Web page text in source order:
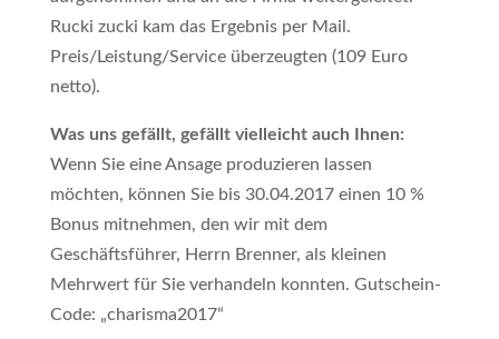
Rucki zucki kam das Ergebnis per Mail.
Preis/Leistung/Service überzeugten (109 Euro
netto).
Was uns gefällt, gefällt vielleicht auch Ihnen:
Wenn Sie eine Ansage produzieren lassen
möchten, können Sie bis 30.04.2017 einen 10 %
Bonus mitnehmen, den wir mit dem
Geschäftsführer, Herrn Brenner, als kleinen
Mehrwert für Sie verhandeln konnten. Gutschein-
Code: „charisma2017“